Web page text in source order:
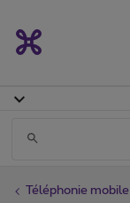
Téléphonie mobile